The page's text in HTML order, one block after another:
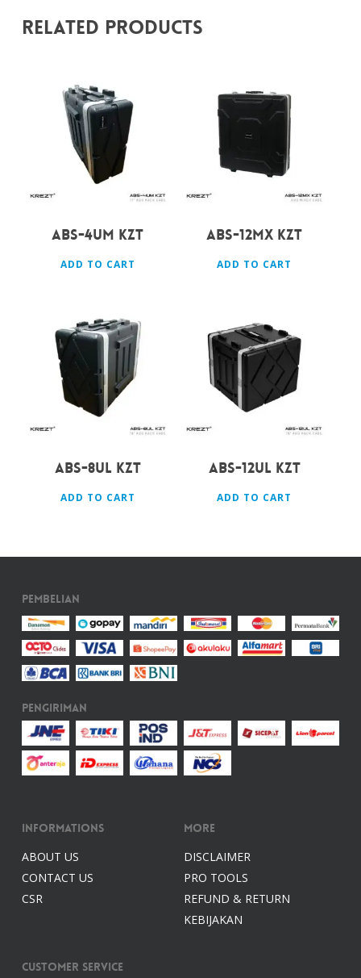
Related Products
1.650.000
ABS-4UM KZT
ADD TO CART
Rp2.150.000
ABS-12MX KZT
ADD TO CART
Rp2.100.000
ABS-8UL KZT
ADD TO CART
Rp2.230.000
ABS-12UL KZT
ADD TO CART
Pembelian
Pengiriman
Informations
ABOUT US
CONTACT US
CSR
More
DISCLAIMER
PRO TOOLS
REFUND & RETURN
KEBIJAKAN
Customer Service